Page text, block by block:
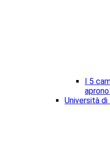
I 5
Università di